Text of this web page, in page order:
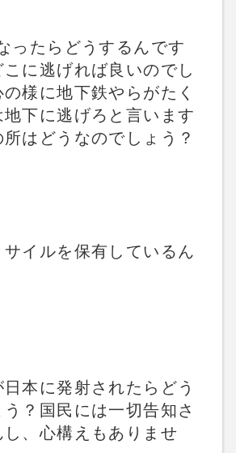
ったらどうするんです
に逃げれば良いのでし
の様に地下鉄やらがたく
地下に逃げろと言います
はどうなのでしょう？
サイルを保有しているん
本に発射されたらどう
？国民には一切告知さ
、心構えもありませ